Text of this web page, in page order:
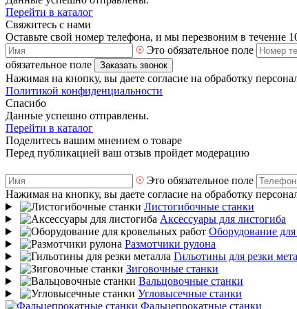
Перейти в каталог
Свяжитесь с нами
Оставьте свой номер телефона, и мы перезвоним в течение
Это обязательное поле
обязательное поле
Заказать звонок
Нажимая на кнопку, вы даете согласие на обработку
Политикой конфиденциальности
Спасибо
Данные успешно отправлены.
Перейти в каталог
Поделитесь вашим мнением о товаре
Перед публикацией ваш отзыв пройдет модерацию
Это обязательное поле
Нажимая на кнопку, вы даете согласие на обработку
Листогибочные станки
Аксессуары для листогиба
Оборудование
Размотчики рулона
Гильотины для резки
Зиговочные станки
Вальцовочные станки
Угловысечные станки
Фальцепрокатные станки